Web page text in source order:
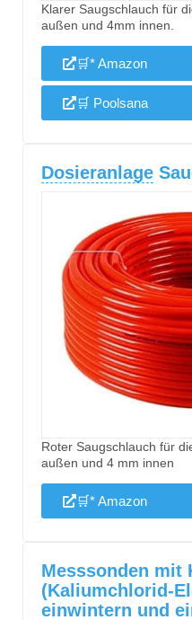
Klarer Saugschlauch für
außen und 4mm innen.
🛒* Amazon
🛒 Poolsana
Dosieranlage
Roter Saugschlauch für
außen und 4 mm innen
🛒* Amazon
Messsonden mit
einwintern und